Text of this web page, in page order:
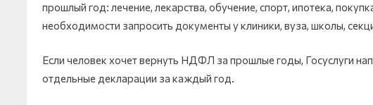
прошлый год: лечение, лекарства, обучение, спорт, ипотека,
необходимости запросить документы у клиники, вуза, школы,
Если человек хочет вернуть НДФЛ за прошлые годы, Госуслуги
отдельные декларации за каждый год.